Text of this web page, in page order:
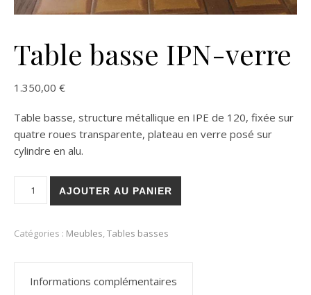
Table basse IPN-verre
1.350,00 €
Table basse, structure métallique en IPE de 120, fixée sur
quatre roues transparente, plateau en verre posé sur
cylindre en alu.
AJOUTER AU PANIER
Catégories : Meubles,Tables basses
Informations complémentaires